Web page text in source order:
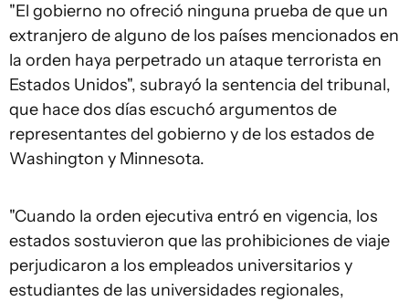
"El gobierno no ofreció ninguna prueba de que un
extranjero de alguno de los países mencionados en
la orden haya perpetrado un ataque terrorista en
Estados Unidos", subrayó la sentencia del tribunal,
que hace dos días escuchó argumentos de
representantes del gobierno y de los estados de
Washington y Minnesota.
"Cuando la orden ejecutiva entró en vigencia, los
estados sostuvieron que las prohibiciones de viaje
perjudicaron a los empleados universitarios y
estudiantes de las universidades regionales,